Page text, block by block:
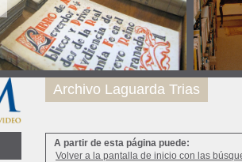
A partir de esta página puede:
Volver a la pantalla de inicio con las
Archivo Laguarda Trias